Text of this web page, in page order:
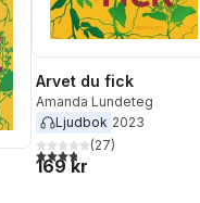
Arvet du fick
Amanda Lundeteg
Ljudbok 2023
3,8utav 5 stjärnor. Totalt
(27)
169 kr